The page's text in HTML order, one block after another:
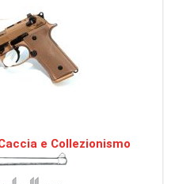
e Collezionismo